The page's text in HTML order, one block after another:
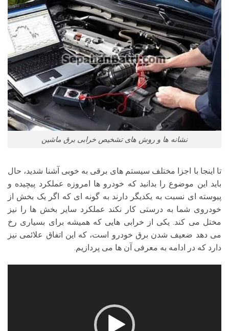
نشانه ها و روش های تشخیص خرابی برق ماشین
تا اینجا با اجزا مختلف سیستم های برقی به خوبی آشنا شدید، حال
باید این موضوع را بدانید که خودرو ها امروزه عملکرد پیچیده و
پیوسته ای نسبت به یکدیگر دارند به گونه ای که اگر یک بخش از
خودروی شما به درستی کار نکند عملکرد سایر بخش ها را نیز
مختل می کند. یکی از خرابی هایی که همیشه برای بسیاری رخ
می دهد ضعیف شدن برق خودرو است، که این اتفاق علائمی نیز
دارد که در ادامه به معرفی آن ها می پردازیم.